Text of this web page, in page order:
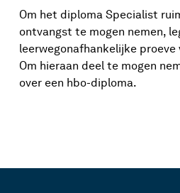
Om het diploma Specialist
ontvangst te mogen nemen,
leerwegonafhankelijke proeve
Om hieraan deel te mogen
over een hbo-diploma.